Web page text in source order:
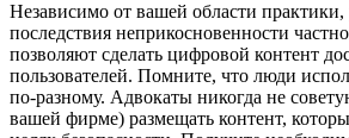
Независимо от вашей области практики,
последствия неприкосновенности
позволяют сделать цифровой контент
пользователей. Помните, что люди
по-разному. Адвокаты никогда не
вашей фирме) размещать контент,